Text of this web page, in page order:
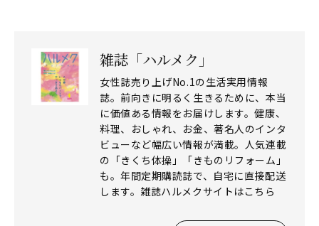
雑誌「ハルメク」
女性誌売り上げNo.1の生活実用情報
誌。前向きに明るく生きるために、本当
に価値ある情報をお届けします。健康、
料理、おしゃれ、お金、著名人のインタ
ビューなど幅広い情報が満載。人気連載
の「きくち体操」「きものリフォーム」
も。年間定期購読誌で、自宅に直接配送
します。雑誌ハルメクサイトはこちら